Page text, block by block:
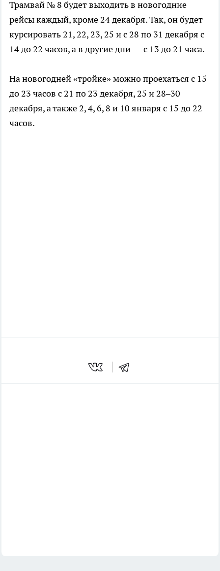
Трамвай № 8 будет выходить в новогодние
рейсы каждый, кроме 24 декабря. Так, он будет
курсировать 21, 22, 23, 25 и с 28 по 31 декабря с
14 до 22 часов, а в другие дни — с 13 до 21 часа.
На новогодней «тройке» можно проехаться с 15
до 23 часов с 21 по 23 декабря, 25 и 28–30
декабря, а также 2, 4, 6, 8 и 10 января с 15 до 22
часов.